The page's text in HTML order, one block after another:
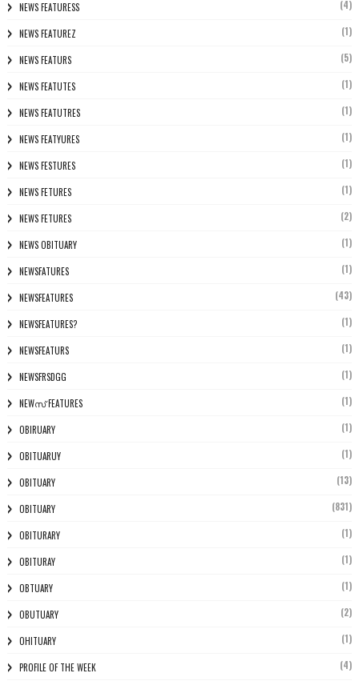
NEWS FEATURESS (4)
NEWS FEATUREZ (1)
NEWS FEATURS (5)
NEWS FEATUTES (1)
NEWS FEATUTRES (1)
NEWS FEATYURES (1)
NEWS FESTURES (1)
NEWS FETURES (1)
NEWS FETURES (2)
NEWS OBITUARY (1)
NEWSFATURES (1)
NEWSFEATURES (43)
NEWSFEATURES? (1)
NEWSFEATURS (1)
NEWSFRSDGG (1)
NEWസ് FEATURES (1)
OBIRUARY (1)
OBITUARUY (1)
OBITUARY (13)
OBITUARY (831)
OBITURARY (1)
OBITURAY (1)
OBTUARY (1)
OBUTUARY (2)
OHITUARY (1)
PROFILE OF THE WEEK (4)